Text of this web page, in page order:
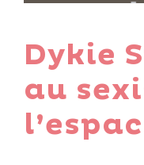
Dykie
au